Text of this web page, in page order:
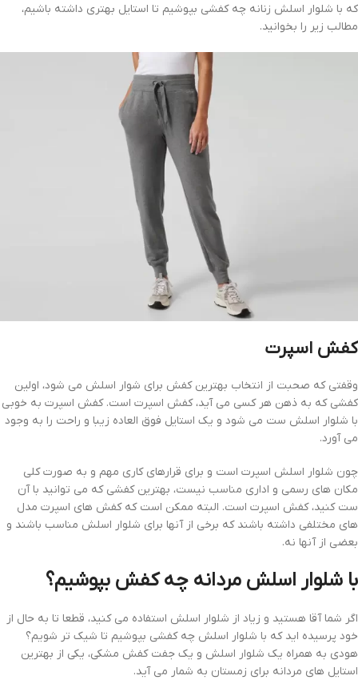
که با شلوار اسلش زنانه چه کفشی بپوشیم تا استایل بهتری داشته باشیم،
مطالب زیر را بخوانید.
کفش اسپرت
وقفتی که صحبت از انتخاب بهترین کفش برای شوار اسلش می شود، اولین
کفشی که به ذهن هر کسی می آید، کفش اسپرت است. کفش اسپرت به خوبی
با شلوار اسلش ست می شود و یک استایل فوق العاده زیبا و راحت را به وجود
می آورد.
چون شلوار اسلش اسپرت است و برای قرارهای کاری مهم و به صورت کلی
مکان های رسمی و اداری مناسب نیست، بهترین کفشی که می توانید با آن
ست کنید، کفش اسپرت است. البته ممکن است که کفش های اسپرت مدل
های مختلفی داشته باشند که برخی از آنها برای شلوار اسلش مناسب باشند و
بعضی از آنها نه.
با شلوار اسلش مردانه چه کفش بپوشیم؟
اگر شما آقا هستید و زیاد از شلوار اسلش استفاده می کنید، قطعا تا به حال از
خود پرسیده اید که با شلوار اسلش چه کفشی بپوشیم تا شیک تر شویم؟
هودی به همراه یک شلوار اسلش و یک جفت کفش مشکی، یکی از بهترین
استایل های مردانه برای زمستان به شمار می آید.